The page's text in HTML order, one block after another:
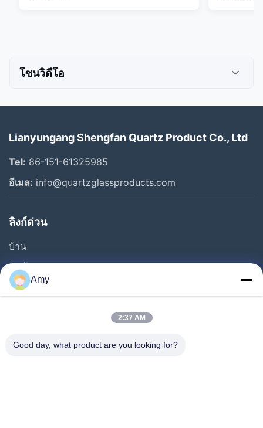
โซนวิดีโอ
แผ่นแก้วควอตซ์
อุปกรณ์ควอตซ์
โต๊ะร้องเพลง
Lianyungang Shengfan Quartz Product Co., Ltd
Tel: 86-151-61325985
อีเมล: info@quartzglassproducts.com
ลิงก์ด่วน
บ้าน
สินค้า
วิดีโอ
การควบคุมคุณภาพ
Amy
2:37 AM
Good day, what product are you looking for?